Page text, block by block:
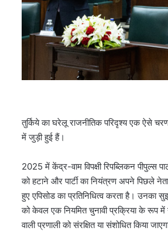
तुर्किये का घरेलू राजनीतिक परिदृश्य एक ऐसे
में जुड़ी हुई हैं।
2025 में केंद्र-वाम विपक्षी रिपब्लिकन
को हटाने और पार्टी का नियंत्रण अपने पिछले
हुए एपिसोड का प्रतिनिधित्व करता है। उनका
को केवल एक नियमित चुनावी प्रक्रिया के रूप में
वाली प्रणाली को संरक्षित या संशोधित किया